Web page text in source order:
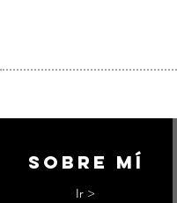
Sobre mí
Ir >